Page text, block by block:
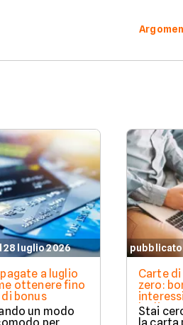
luglio 2026
a luglio
ottenere fino
bonus
un modo
pubblicato
Carte
zero:
luglio
Stai